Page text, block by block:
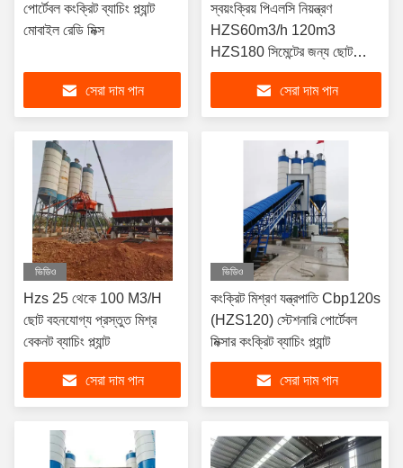
পোর্টেবল কংক্রিট ব্যাচিং প্ল্যান্ট
মোবাইল রেডি মিক্স
সেরা দাম পান
স্বয়ংক্রিয় পিএলসি নিয়ন্ত্রণ
HZS60m3/h 120m3
HZS180 সিমেন্টের জন্য ছোট
পোর্টেবল কংক্রিট ব্যাচিং প্ল্যান্ট
সেরা দাম পান
ভিডিও
Hzs 25 থেকে 100 M3/H
ছোট বহনযোগ্য প্রস্তুত মিশ্র
বেকনট ব্যাচিং প্ল্যান্ট
সেরা দাম পান
ভিডিও
কংক্রিট মিশ্রণ যন্ত্রপাতি Cbp120s
(HZS120) স্টেশনারি পোর্টেবল
মিক্সার কংক্রিট ব্যাচিং প্ল্যান্ট
সেরা দাম পান